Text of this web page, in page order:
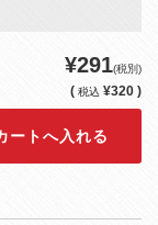
¥291(税別)
( 税込 ¥320 )